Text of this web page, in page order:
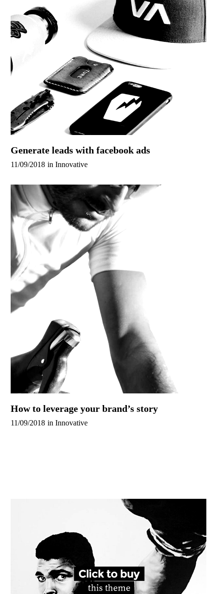
Generate leads with facebook ads
11/09/2018 in Innovative
How to leverage your brand’s story
11/09/2018 in Innovative